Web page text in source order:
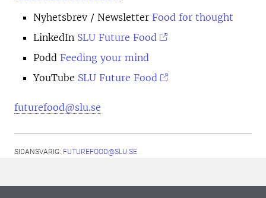
Nyhetsbrev / Newsletter Food for thought
LinkedIn SLU Future Food
Podd Feeding your mind
YouTube SLU Future Food
futurefood@slu.se
SIDANSVARIG: FUTUREFOOD@SLU.SE